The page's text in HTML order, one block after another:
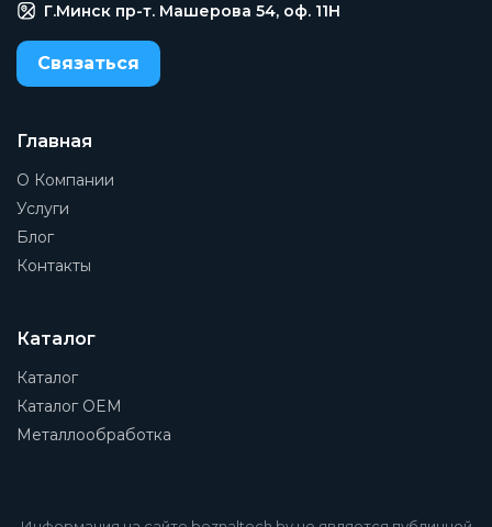
Г.Минск пр-т. Машерова 54, оф. 11H
Связаться
Главная
О Компании
Услуги
Блог
Контакты
Каталог
Каталог
Каталог OEM
Металлообработка